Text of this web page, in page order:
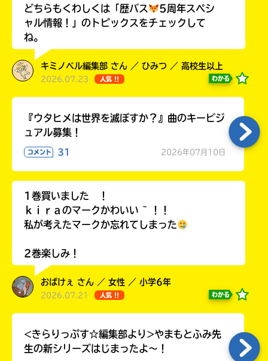
どちらもくわしくは「歴バス
5周年スペシ
ャル情報！」のトピックスをチェックして
ね。
キミノベル編集部 さん ／ ひみつ ／ 高校生以上
2026.07.23 人気 !! わかる
『ウタヒメは世界を滅ぼすか？』曲のキービジ
ュアル募集！
コメント 31 2026年07月10日
1巻買いました ！
ｋｉｒａのマークかわいい ~ ！！
私が考えたマークか忘れてしまった
2巻楽しみ！
おばけぇ さん ／ 女性 ／ 小学6年
2026.07.21 人気 !! わかる
<きらりっぷす☆編集部より>やまもとふみ先
生の新シリーズはじまったよ～！
い
の
で、
一
し
る